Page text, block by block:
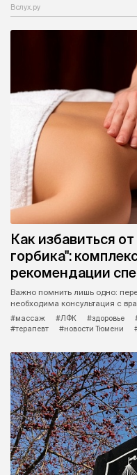
Вслух.ру
Как избавиться
горбика":
рекомендации
Важно помнить лишь одно:
необходима консультация с
#массаж
#ЛФК #здоровье
#терапевт
#новости Тюмени